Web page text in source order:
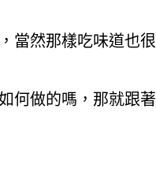
當然那樣吃味道也很
何做的嗎，那就跟著